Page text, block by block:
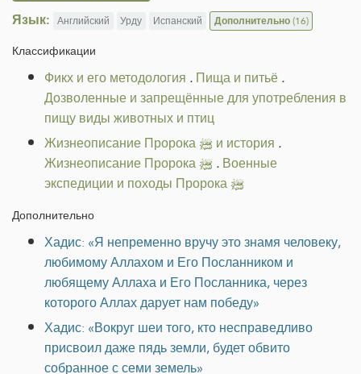
Язык: Английский Урду Испанский Дополнительно(16)
Классификации
Фикх и его методология .Пища и питьё.
Дозволенные и запрещённые для употребления в
пищу виды животных и птиц
Жизнеописание Пророка ﷺ и история .
Жизнеописание Пророка ﷺ .Военные
экспедиции и походы Пророка ﷺ
Дополнительно
Хадис: «Я непременно вручу это знамя человеку,
любимому Аллахом и Его Посланником и
любящему Аллаха и Его Посланника, через
которого Аллах дарует нам победу»
Хадис: «Вокруг шеи того, кто несправедливо
присвоил даже пядь земли, будет обвито
собранное с семи земель»